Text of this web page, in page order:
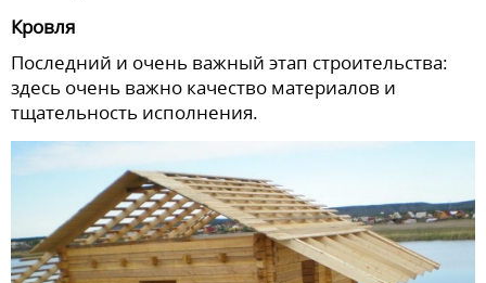
Кровля
Последний и очень важный этап строительства:
здесь очень важно качество материалов и
тщательность исполнения.